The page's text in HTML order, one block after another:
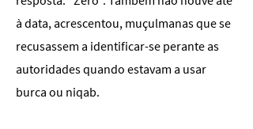
à data, acrescentou, muçulmanas que se
recusassem a identificar-se perante as
autoridades quando estavam a usar
burca ou niqab.